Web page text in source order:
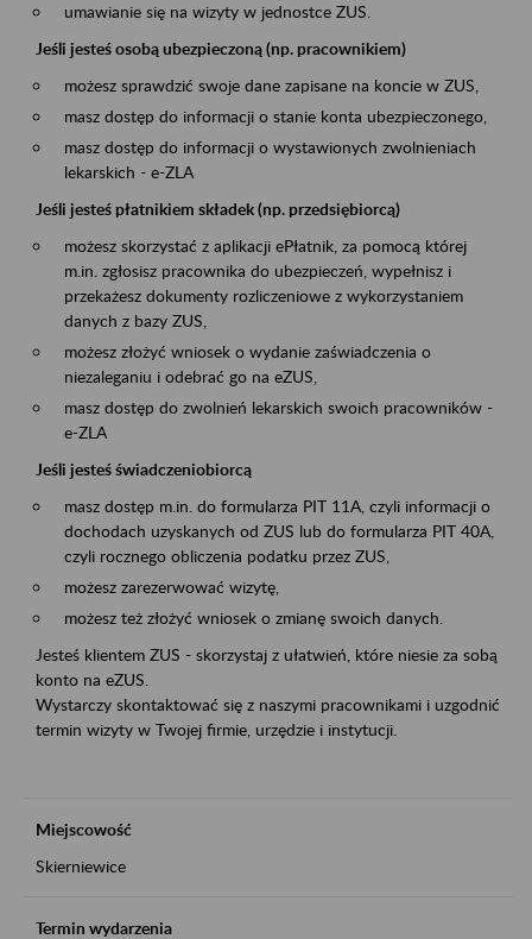
umawianie się na wizyty w jednostce ZUS.
Jeśli jesteś osobą ubezpieczoną (np. pracownikiem)
możesz sprawdzić swoje dane zapisane na koncie w ZUS,
masz dostęp do informacji o stanie konta ubezpieczonego,
masz dostęp do informacji o wystawionych zwolnieniach
lekarskich - e-ZLA
Jeśli jesteś płatnikiem składek (np. przedsiębiorcą)
możesz skorzystać z aplikacji ePłatnik, za pomocą której
m.in. zgłosisz pracownika do ubezpieczeń, wypełnisz i
przekażesz dokumenty rozliczeniowe z wykorzystaniem
danych z bazy ZUS,
możesz złożyć wniosek o wydanie zaświadczenia o
niezaleganiu i odebrać go na eZUS,
masz dostęp do zwolnień lekarskich swoich pracowników -
e-ZLA
Jeśli jesteś świadczeniobiorcą
masz dostęp m.in. do formularza PIT 11A, czyli informacji o
dochodach uzyskanych od ZUS lub do formularza PIT 40A,
czyli rocznego obliczenia podatku przez ZUS,
możesz zarezerwować wizytę,
możesz też złożyć wniosek o zmianę swoich danych.
Jesteś klientem ZUS - skorzystaj z ułatwień, które niesie za sobą
konto na eZUS.
Wystarczy skontaktować się z naszymi pracownikami i uzgodnić
termin wizyty w Twojej firmie, urzędzie i instytucji.
Miejscowość
Skierniewice
Termin wydarzenia